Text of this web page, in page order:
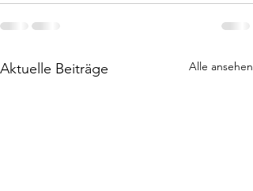
Aktuelle Beiträge Alle ansehen